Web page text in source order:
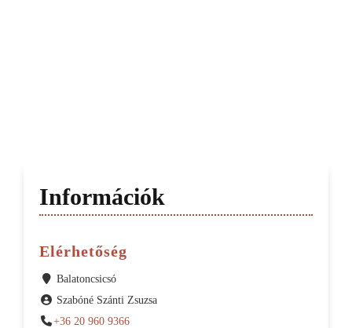
Információk
Elérhetőség
Balatoncsicsó
Szabóné Szánti Zsuzsa
+36 20 960 9366